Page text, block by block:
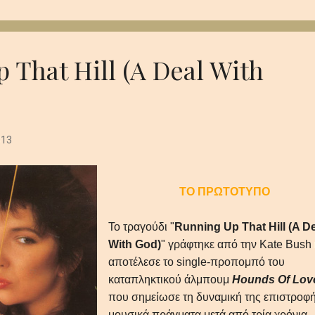
synths το πιάνο και τα έγχορδα δημιουργούν μία
That Hill (A Deal With
ΤΟ ΠΡΩΤΟΤΥΠΟ
Το τραγούδι " Running Up That Hill (A
With God)" γράφτηκε από την Kate Bush
αποτέλεσε το single-προπομπό του
καταπληκτικού άλμπουμ Hounds Of
που σημείωσε τη δυναμική της